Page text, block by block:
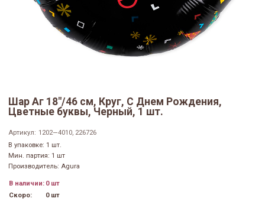
Шар Аг 18"/46 см, Круг, С Днем Рождения,
Цветные буквы, Черный, 1 шт.
Артикул: 1202—4010, 226726
В упаковке: 1 шт.
Мин. партия: 1 шт
Производитель: Agura
В наличии: 0 шт
Скоро:
0 шт